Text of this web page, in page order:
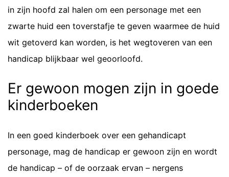
in zijn hoofd zal halen om een personage met een
zwarte huid een toverstafje te geven waarmee de huid
wit getoverd kan worden, is het wegtoveren van een
handicap blijkbaar wel geoorloofd.
Er gewoon mogen zijn in goede
kinderboeken
In een goed kinderboek over een gehandicapt
personage, mag de handicap er gewoon zijn en wordt
de handicap – of de oorzaak ervan – nergens